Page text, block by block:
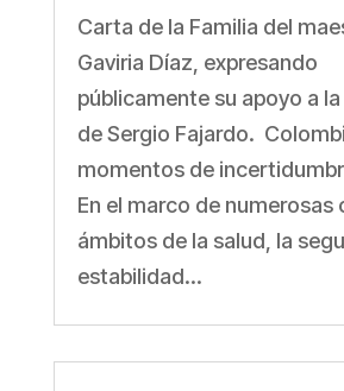
Carta de la Familia del
Gaviria Díaz, expresando
públicamente su apoyo a
de Sergio Fajardo.
momentos de
En el marco de numerosas
ámbitos de la salud, la
estabilidad...